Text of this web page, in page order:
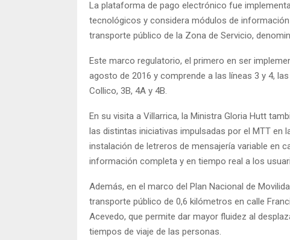
La plataforma de pago electrónico fue
tecnológicos y considera módulos de
transporte público de la Zona de Servicio,
Este marco regulatorio, el primero en ser
agosto de 2016 y comprende a las líneas 3 y 4,
Collico, 3B, 4A y 4B.
En su visita a Villarrica, la Ministra Gloria Hutt
las distintas iniciativas impulsadas por el MTT en
instalación de letreros de mensajería variable en
información completa y en tiempo real a los
Además, en el marco del Plan Nacional de
transporte público de 0,6 kilómetros en calle
Acevedo, que permite dar mayor fluidez al
tiempos de viaje de las personas.